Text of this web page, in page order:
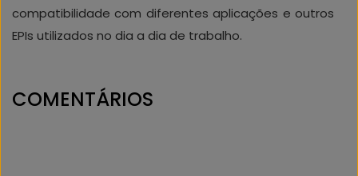
compatibilidade com diferentes aplicações e outros
EPIs utilizados no dia a dia de trabalho.
COMENTÁRIOS